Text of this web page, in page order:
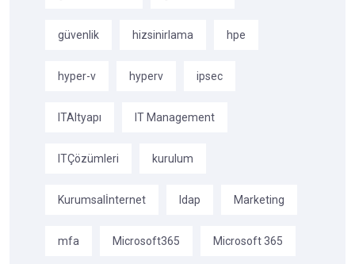
güvenlik hizsinirlama hpe
hyper-v hyperv ipsec
ITAltyapı IT Management
ITÇözümleri kurulum
Kurumsalİnternet ldap Marketing
mfa Microsoft365 Microsoft 365